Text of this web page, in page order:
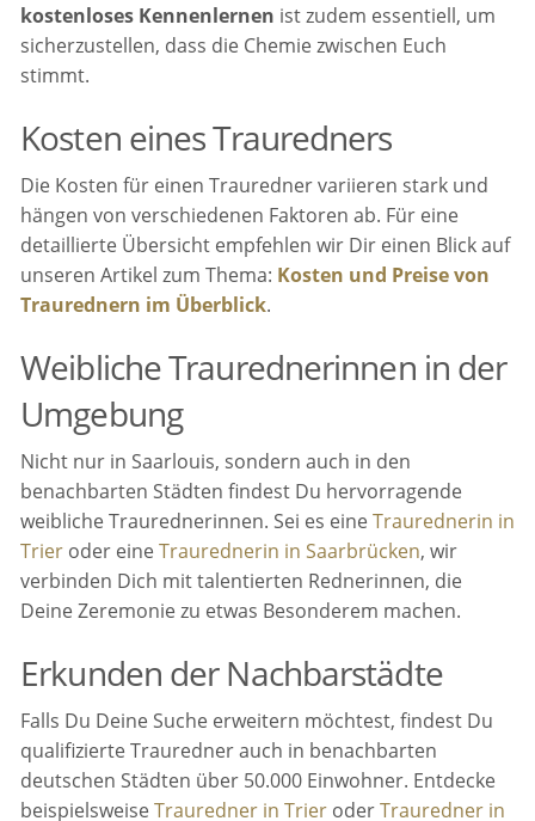
kostenloses Kennenlernen ist zudem essentiell, um
sicherzustellen, dass die Chemie zwischen Euch
stimmt.
Kosten eines Trauredners
Die Kosten für einen Trauredner variieren stark und
hängen von verschiedenen Faktoren ab. Für eine
detaillierte Übersicht empfehlen wir Dir einen Blick auf
unseren Artikel zum Thema: Kosten und Preise von
Traurednern im Überblick.
Weibliche Traurednerinnen in der
Umgebung
Nicht nur in Saarlouis, sondern auch in den
benachbarten Städten findest Du hervorragende
weibliche Traurednerinnen. Sei es eineTraurednerin in
Trier oder eineTraurednerin in Saarbrücken, wir
verbinden Dich mit talentierten Rednerinnen, die
Deine Zeremonie zu etwas Besonderem machen.
Erkunden der Nachbarstädte
Falls Du Deine Suche erweitern möchtest, findest Du
qualifizierte Trauredner auch in benachbarten
deutschen Städten über 50.000 Einwohner. Entdecke
beispielsweiseTrauredner in Trier oderTrauredner in